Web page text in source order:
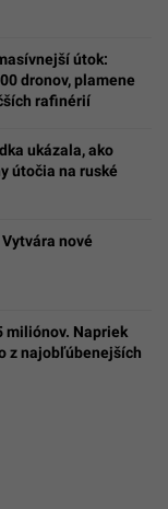
útok:
dronov, plamene
rafinérií
ukázala, ako
útočia na ruské
nové
miliónov. Napriek
z najobľúbenejších